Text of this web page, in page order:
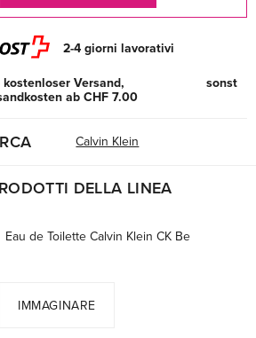
2-4 giorni lavorativi
kostenloser Versand, sonst
ab CHF 7.00
Calvin Klein
DELLA LINEA
Eau de Toilette Calvin Klein CK Be
IMMAGINARE